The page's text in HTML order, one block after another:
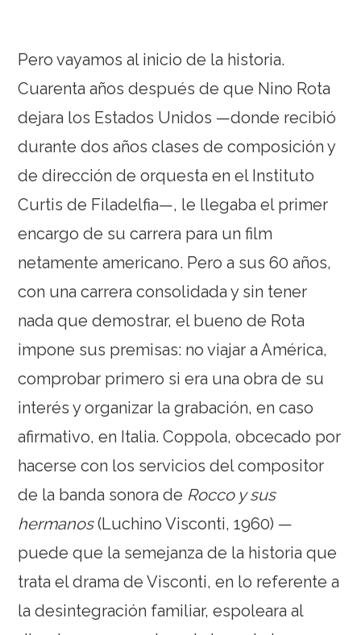
Pero vayamos al inicio de la historia.
Cuarenta años después de que Nino Rota
dejara los Estados Unidos —donde recibió
durante dos años clases de composición y
de dirección de orquesta en el Instituto
Curtis de Filadelfia—, le llegaba el primer
encargo de su carrera para un film
netamente americano. Pero a sus 60 años,
con una carrera consolidada y sin tener
nada que demostrar, el bueno de Rota
impone sus premisas: no viajar a América,
comprobar primero si era una obra de su
interés y organizar la grabación, en caso
afirmativo, en Italia. Coppola, obcecado por
hacerse con los servicios del compositor
de la banda sonora de Rocco y sus
hermanos(Luchino Visconti, 1960) —
puede que la semejanza de la historia que
trata el drama de Visconti, en lo referente a
la desintegración familiar, espoleara al